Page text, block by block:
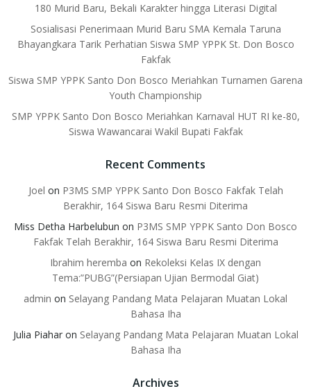
180 Murid Baru, Bekali Karakter hingga Literasi Digital
Sosialisasi Penerimaan Murid Baru SMA Kemala Taruna
Bhayangkara Tarik Perhatian Siswa SMP YPPK St. Don Bosco
Fakfak
Siswa SMP YPPK Santo Don Bosco Meriahkan Turnamen Garena
Youth Championship
SMP YPPK Santo Don Bosco Meriahkan Karnaval HUT RI ke-80,
Siswa Wawancarai Wakil Bupati Fakfak
Recent Comments
Joel on P3MS SMP YPPK Santo Don Bosco Fakfak Telah
Berakhir, 164 Siswa Baru Resmi Diterima
Miss Detha Harbelubun on P3MS SMP YPPK Santo Don Bosco
Fakfak Telah Berakhir, 164 Siswa Baru Resmi Diterima
Ibrahim heremba on Rekoleksi Kelas IX dengan
Tema:”PUBG”(Persiapan Ujian Bermodal Giat)
admin on Selayang Pandang Mata Pelajaran Muatan Lokal
Bahasa Iha
Julia Piaharon Selayang Pandang Mata Pelajaran Muatan Lokal
Bahasa Iha
Archives